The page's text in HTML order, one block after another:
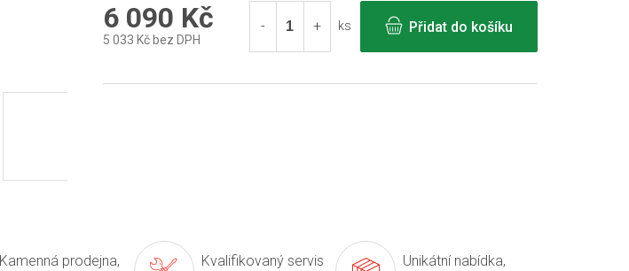
6 090 Kč
5 033 Kč bez DPH
ks Přidat do košíku
Kamenná prodejna,
Kvalifikovaný servis
Unikátní nabídka,